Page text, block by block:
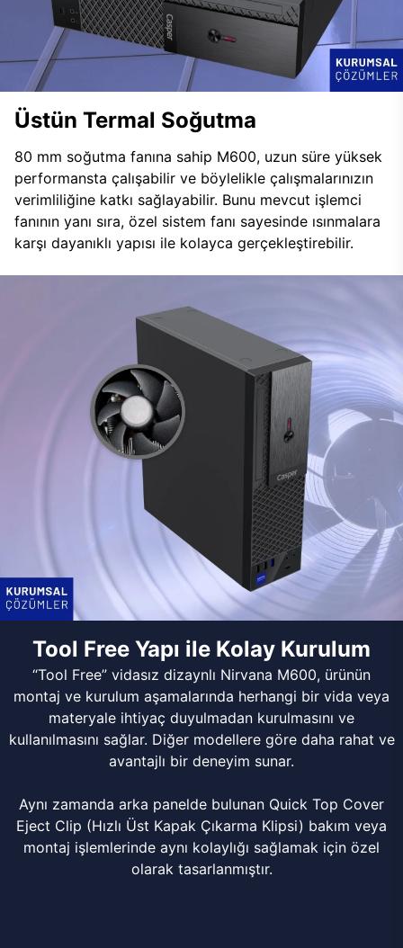
Üstün Termal Soğutma
80 mm soğutma fanına sahip M600, uzun süre yüksek
performansta çalışabilir ve böylelikle çalışmalarınızın
verimliliğine katkı sağlayabilir. Bunu mevcut işlemci
fanının yanı sıra, özel sistem fanı sayesinde ısınmalara
karşı dayanıklı yapısı ile kolayca gerçekleştirebilir.
Tool Free Yapı ile Kolay Kurulum
“Tool Free” vidasız dizaynlı Nirvana M600, ürünün
montaj ve kurulum aşamalarında herhangi bir vida veya
materyale ihtiyaç duyulmadan kurulmasını ve
kullanılmasını sağlar. Diğer modellere göre daha rahat ve
avantajlı bir deneyim sunar.
Aynı zamanda arka panelde bulunan Quick Top Cover
Eject Clip (Hızlı Üst Kapak Çıkarma Klipsi) bakım veya
montaj işlemlerinde aynı kolaylığı sağlamak için özel
olarak tasarlanmıştır.